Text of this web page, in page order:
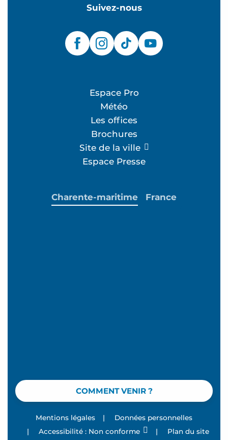
Suivez-nous
Espace Pro
Météo
Les offices
Brochures
Site de la ville
Espace Presse
COMMENT VENIR ?
Charente-maritime France
Mentions légales |
Données personnelles
|
Accessibilité : Non conforme | Plan du site